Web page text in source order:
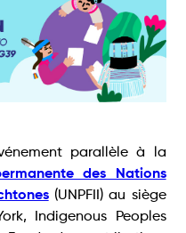
parallèle à la
des Nations
(UNPFII) au siège
Indigenous Peoples